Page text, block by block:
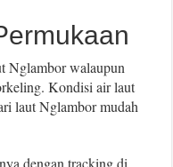
Nglambor walaupun
Kondisi air laut
laut Nglambor mudah
dengan tracking di